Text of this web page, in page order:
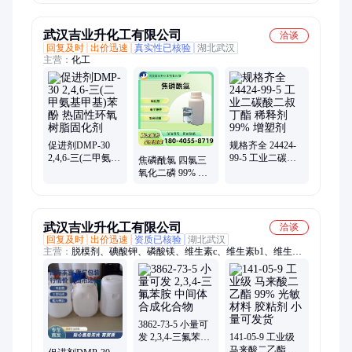
武汉吉业升化工有限公司
洽谈
回复及时 出价迅速 真实性已核验 湖北武汉
主营： 化工
促进剂DMP-30
2,4,6-三(二甲氨基
焦磷酰氯 四氯三
氧化二磷 99% 电
规格齐全 24424-
99-5 工业二碳酸
武汉吉业升化工有限公司
洽谈
回复及时 出价迅速 资质已核验 湖北武汉
主营： 脱模剂、碘酸钾、磷酸镁、维生素c、维生素b1、维生素
b6、维生素d3、二硫化钼、吡啶硫铜、香草香精、芥酸酰胺、乙
基纤维素、次氯酸钙、九水硫化钠、EVA乳液、水玻璃、硅酸钠
3862-73-5 小量可
发 2,3,4-三氟苯胺
141-05-9 工业级